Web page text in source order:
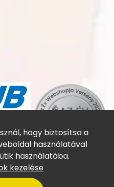
hogy biztosítsa a
használatával
használatába.
kezelése